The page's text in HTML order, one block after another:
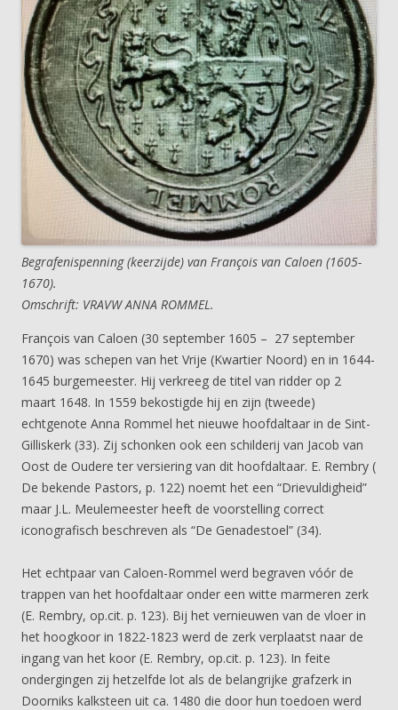
Begrafenispenning (keerzijde) van François van Caloen (1605-
1670).
Omschrift: VRAVW ANNA ROMMEL.
François van Caloen (30 september 1605 – 27 september
1670) was schepen van het Vrije (Kwartier Noord) en in 1644-
1645 burgemeester. Hij verkreeg de titel van ridder op 2
maart 1648. In 1559 bekostigde hij en zijn (tweede)
echtgenote Anna Rommel het nieuwe hoofdaltaar in de Sint-
Gilliskerk (33). Zij schonken ook een schilderij van Jacob van
Oost de Oudere ter versiering van dit hoofdaltaar. E. Rembry (
De bekende Pastors, p. 122) noemt het een “Drievuldigheid”
maar J.L. Meulemeester heeft de voorstelling correct
iconografisch beschreven als “De Genadestoel” (34).
Het echtpaar van Caloen-Rommel werd begraven vóór de
trappen van het hoofdaltaar onder een witte marmeren zerk
(E. Rembry, op.cit. p. 123). Bij het vernieuwen van de vloer in
het hoogkoor in 1822-1823 werd de zerk verplaatst naar de
ingang van het koor (E. Rembry, op.cit. p. 123). In feite
ondergingen zij hetzelfde lot als de belangrijke grafzerk in
Doorniks kalksteen uit ca. 1480 die door hun toedoen werd